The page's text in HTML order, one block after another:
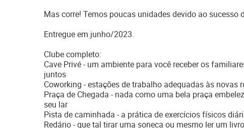
Mas corre! Temos poucas unidades devido ao sucesso
Entregue em junho/2023.
Clube completo:
Cave Privé - um ambiente para você receber os
juntos
Coworking - estações de trabalho adequadas às novas
Praça de Chegada - nada como uma bela praça
seu lar
Pista de caminhada - a prática de exercícios físicos
Redário - que tal tirar uma soneca ou mesmo ler um